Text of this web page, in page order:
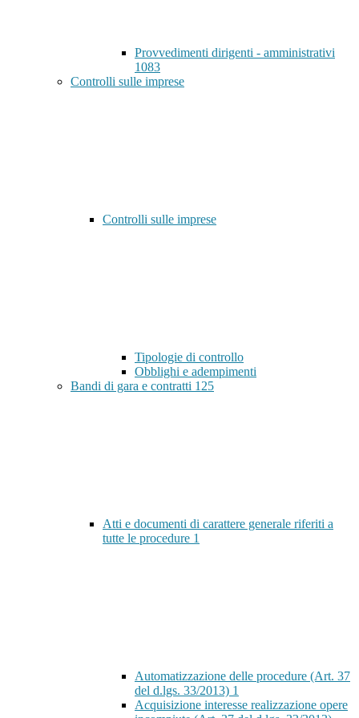
Provvedimenti dirigenti - amministrativi
1083
Controlli sulle imprese
Controlli sulle imprese
Tipologie di controllo
Obblighi e adempimenti
Bandi di gara e contratti 125
Atti e documenti di carattere generale riferiti a
tutte le procedure 1
Automatizzazione delle procedure (Art. 37
del d.lgs. 33/2013) 1
Acquisizione interesse realizzazione opere